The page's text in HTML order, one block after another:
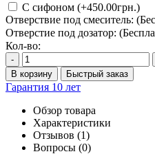
С сифоном (+450.00грн.)
Отверствие под смеситель:
Отверстие под дозатор:
Кол-во:
-
В корзину
Быстрый заказ
Гарантия 10 лет
Обзор товара
Характеристики
Отзывов (1)
Вопросы (0)